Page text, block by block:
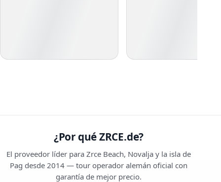
¿Por qué ZRCE.de?
El proveedor líder para Zrce Beach, Novalja y la isla de
Pag desde 2014 — tour operador alemán oficial con
garantía de mejor precio.